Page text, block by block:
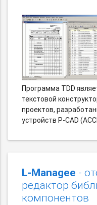
Программа TDD
текстовой
проектов,
устройств P-CAD
L-Managee -
редактор
компонентов